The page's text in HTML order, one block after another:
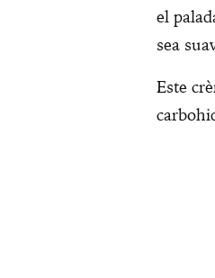
el
sea
Este